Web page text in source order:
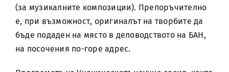
(за музикалните композиции). Препоръчително
е, при възможност, оригиналът на творбите да
бъде подаден на място в деловодството на БАН,
на посочения по-горе адрес.